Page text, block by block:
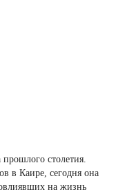
столетия.
в Каире, сегодня она
на жизнь